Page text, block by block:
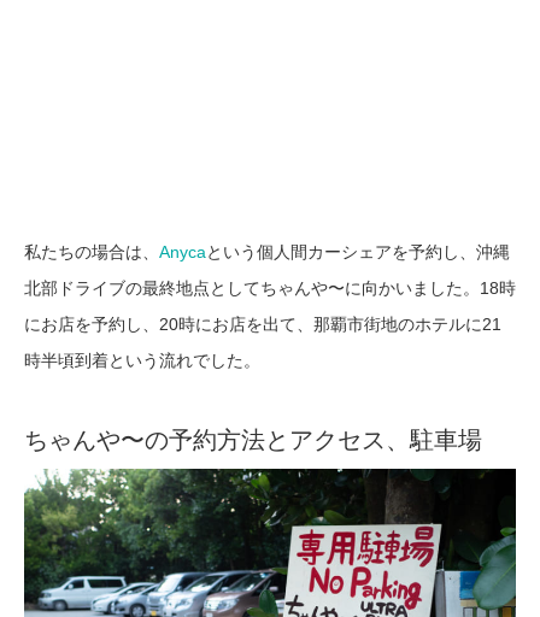
私たちの場合は、 Anycaという個人間カーシェアを予約し、沖縄
北部ドライブの最終地点としてちゃんや〜に向かいました。18時
にお店を予約し、20時にお店を出て、那覇市街地のホテルに21
時半頃到着という流れでした。
ちゃんや〜の予約方法とアクセス、駐車場